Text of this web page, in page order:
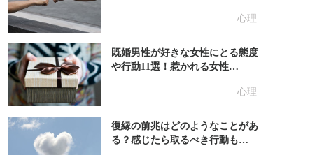
心理
心理
既婚男性が好きな女性にとる態度
や行動11選！惹かれる女性…
復縁の前兆はどのようなことがあ
る？感じたら取るべき行動も…